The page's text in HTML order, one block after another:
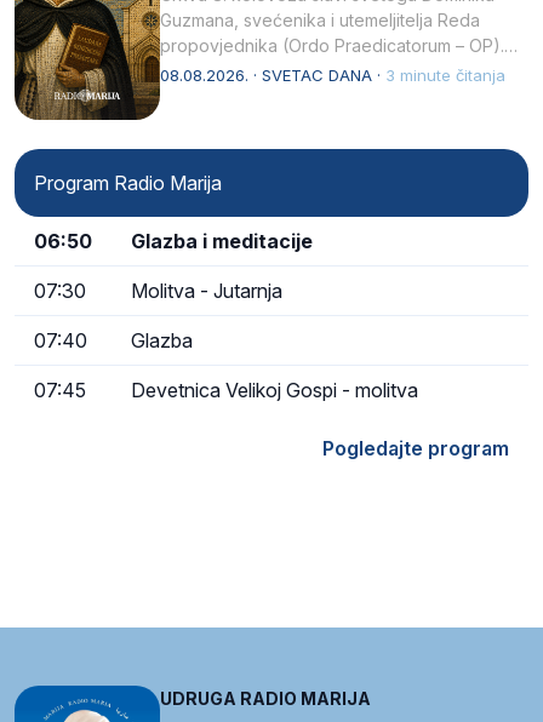
Guzmana, svećenika i utemeljitelja Reda
propovjednika (Ordo Praedicatorum – OP).
Svojim životom, dubokom ljubavlju prema
08.08.2026. · SVETAC DANA · 3 minute čitanja
Program Radio Marija
06:50 Glazba i meditacije
07:30 Molitva - Jutarnja
07:40 Glazba
07:45 Devetnica Velikoj Gospi - molitva
Pogledajte program
UDRUGA RADIO MARIJA